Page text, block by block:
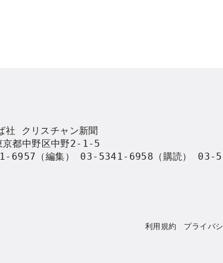
社 クリスチャン新聞
都中野区中野2-1-5
6957（編集） 03-5341-6958（購読） 03-
利用規約 プライバ